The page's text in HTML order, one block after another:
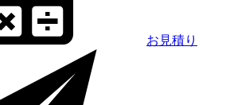
お見積り